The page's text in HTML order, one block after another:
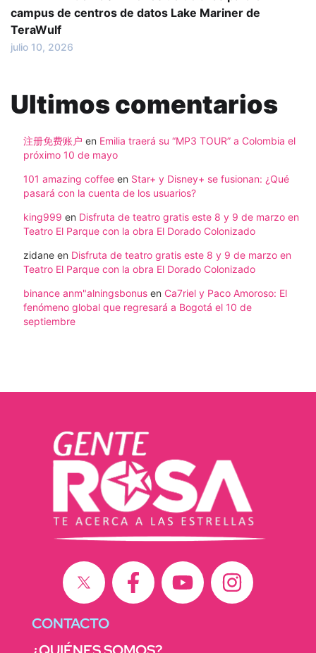
campus de centros de datos Lake Mariner de
TeraWulf
julio 10, 2026
Ultimos comentarios
注册免费账户 en Emilia traerá su “MP3 TOUR” a Colombia el
próximo 10 de mayo
101 amazing coffee en Star+ y Disney+ se fusionan: ¿Qué
pasará con la cuenta de los usuarios?
king999 en Disfruta de teatro gratis este 8 y 9 de marzo en
Teatro El Parque con la obra El Dorado Colonizado
zidane en Disfruta de teatro gratis este 8 y 9 de marzo en
Teatro El Parque con la obra El Dorado Colonizado
binance anm"alningsbonus en Ca7riel y Paco Amoroso: El
fenómeno global que regresará a Bogotá el 10 de
septiembre
CONTACTO